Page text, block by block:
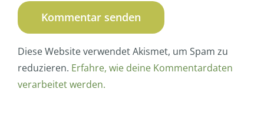
Diese Website verwendet Akismet, um Spam zu
reduzieren. Erfahre, wie deine Kommentardaten
verarbeitet werden.